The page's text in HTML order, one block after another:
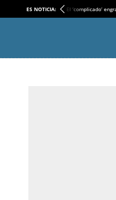
ES NOTICIA: El ‘complicado’